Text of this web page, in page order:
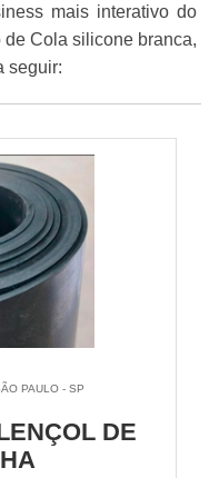
mais interativo do
Cola silicone branca,
seguir:
PAULO - SP
DE